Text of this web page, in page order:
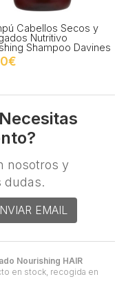
Nourishing HAIR
en stock, recogida en
Cabellos Secos y
Nutritivo
Shampoo Davines
nosotros y
dudas.
EMAIL